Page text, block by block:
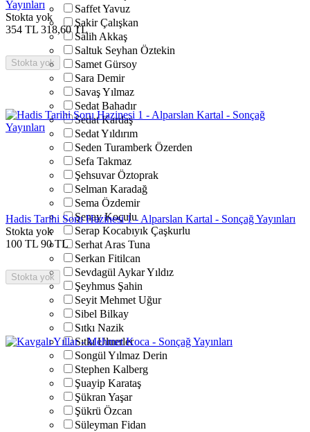
Saffet Yavuz
Şakir Çalışkan
Salih Akkaş
Saltuk Seyhan Öztekin
Samet Gürsoy
Sara Demir
Savaş Yılmaz
Sedat Bahadır
Sedat Kardaş
Sedat Yıldırım
Seden Turamberk Özerden
Sefa Takmaz
Şehsuvar Öztoprak
Selman Karadağ
Sema Özdemir
Şenay Koçulu
Serap Kocabıyık Çaşkurlu
Serhat Aras Tuna
Serkan Fitilcan
Sevdagül Aykar Yıldız
Şeyhmus Şahin
Seyit Mehmet Uğur
Sibel Bilkay
Sıtkı Nazik
Sıtkı Uluerler
Songül Yılmaz Derin
Stephen Kalberg
Şuayip Karataş
Şükran Yaşar
Şükrü Özcan
Süleyman Fidan
Yayınları
Stokta yok
354 TL 318,60 TL
Stokta yok
Hadis Tarihi Soru Hazinesi 1 - Alparslan Kartal - Sonçağ Yayınları
Stokta yok
100 TL 90 TL
Stokta yok